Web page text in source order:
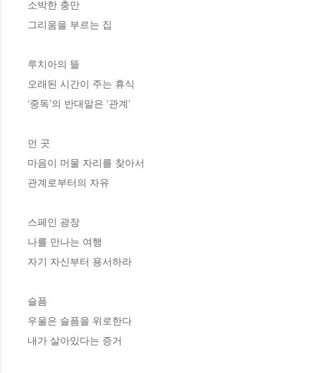
소박한 충만
그리움을 부르는 집
루치아의 뜰
오래된 시간이 주는 휴식
‘중독’의 반대말은 ‘관계’
먼 곳
마음이 머물 자리를 찾아서
관계로부터의 자유
스페인 광장
나를 만나는 여행
자기 자신부터 용서하라
슬픔
우울은 슬픔을 위로한다
내가 살아있다는 증거